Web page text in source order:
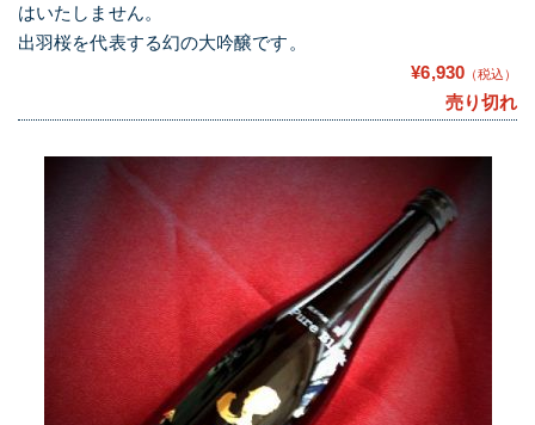
はいたしません。
出羽桜を代表する幻の大吟醸です。
¥6,930 （税込）
売り切れ